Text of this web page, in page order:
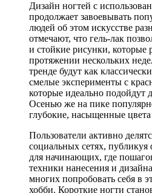
Дизайн ногтей с
продолжает завоевывать
людей об этом искусстве
отмечают, что гель-лак
и стойкие рисунки, которые
протяжении нескольких
тренде будут как
смелые эксперименты с
которые идеально подойдут
Осенью же на пике
глубокие, насыщенные
Пользователи активно
социальных сетях, публикуя
для начинающих, где
техники нанесения и
многих попробовать себя в
хобби. Короткие ногти